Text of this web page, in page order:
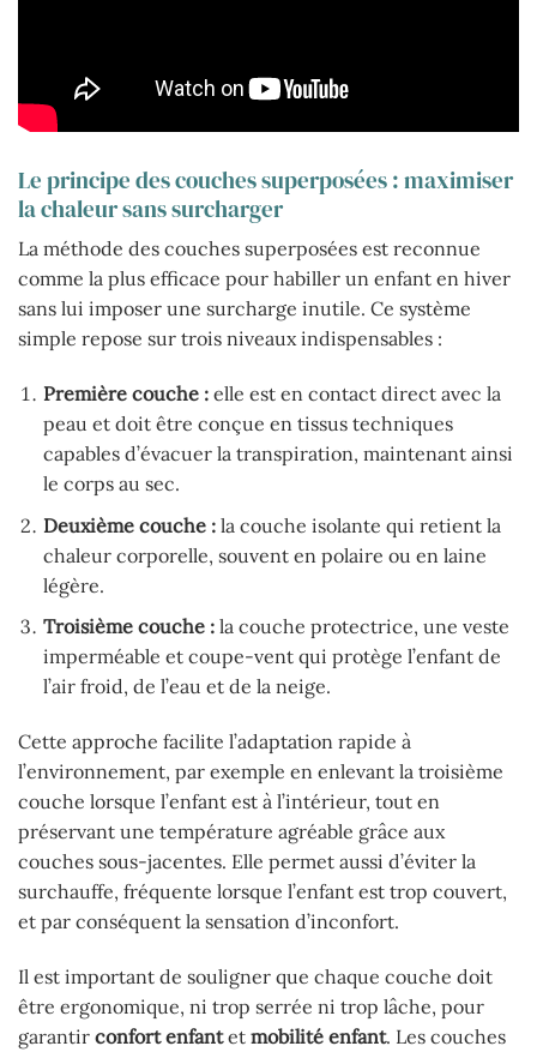
Le principe des couches superposées : maximiser
la chaleur sans surcharger
La méthode des couches superposées est reconnue
comme la plus efficace pour habiller un enfant en hiver
sans lui imposer une surcharge inutile. Ce système
simple repose sur trois niveaux indispensables :
Première couche :elle est en contact direct avec la
peau et doit être conçue en tissus techniques
capables d’évacuer la transpiration, maintenant ainsi
le corps au sec.
Deuxième couche :la couche isolante qui retient la
chaleur corporelle, souvent en polaire ou en laine
légère.
Troisième couche :la couche protectrice, une veste
imperméable et coupe-vent qui protège l’enfant de
l’air froid, de l’eau et de la neige.
Cette approche facilite l’adaptation rapide à
l’environnement, par exemple en enlevant la troisième
couche lorsque l’enfant est à l’intérieur, tout en
préservant une température agréable grâce aux
couches sous-jacentes. Elle permet aussi d’éviter la
surchauffe, fréquente lorsque l’enfant est trop couvert,
et par conséquent la sensation d’inconfort.
Il est important de souligner que chaque couche doit
être ergonomique, ni trop serrée ni trop lâche, pour
garantir confort enfantet mobilité enfant. Les couches